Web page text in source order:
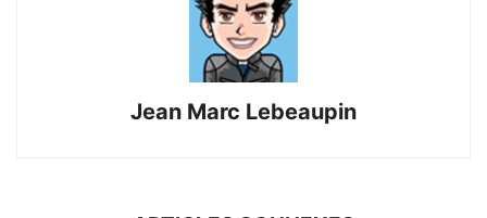
Jean Marc Lebeaupin